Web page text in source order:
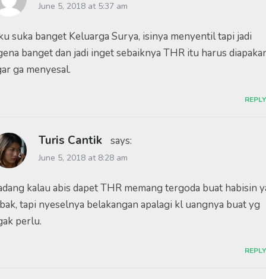
June 5, 2018 at 5:37 am
suka banget Keluarga Surya, isinya menyentil tapi jadi
banget dan jadi inget sebaiknya THR itu harus
ga menyesal.
REPLY
Turis Cantik says:
June 5, 2018 at 8:28 am
kalau abis dapet THR memang tergoda buat habisin
tapi nyeselnya belakangan apalagi kl uangnya buat yg
perlu.
REPLY